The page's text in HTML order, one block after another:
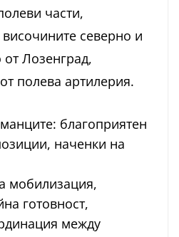
части,
северно и
Лозенград,
полева артилерия.
благоприятен
наченки на
мобилизация,
готовност,
между